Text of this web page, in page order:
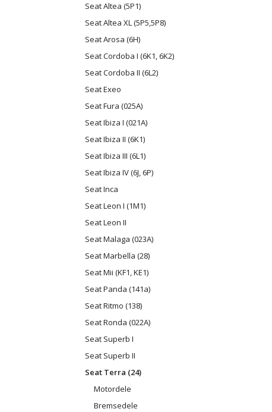
Seat Altea (5P1)
Seat Altea XL (5P5,5P8)
Seat Arosa (6H)
Seat Cordoba I (6K1, 6K2)
Seat Cordoba II (6L2)
Seat Exeo
Seat Fura (025A)
Seat Ibiza I (021A)
Seat Ibiza II (6K1)
Seat Ibiza III (6L1)
Seat Ibiza IV (6J, 6P)
Seat Inca
Seat Leon I (1M1)
Seat Leon II
Seat Malaga (023A)
Seat Marbella (28)
Seat Mii (KF1, KE1)
Seat Panda (141a)
Seat Ritmo (138)
Seat Ronda (022A)
Seat Superb I
Seat Superb II
Seat Terra (24)
Motordele
Bremsedele